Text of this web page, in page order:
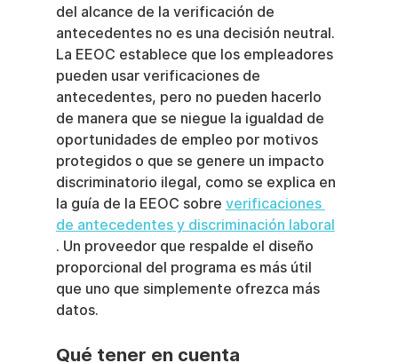
del alcance de la verificación de
antecedentes no es una decisión neutral.
La EEOC establece que los empleadores
pueden usar verificaciones de
antecedentes, pero no pueden hacerlo
de manera que se niegue la igualdad de
oportunidades de empleo por motivos
protegidos o que se genere un impacto
discriminatorio ilegal, como se explica en
la guía de la EEOC sobre verificaciones
de antecedentes y discriminación laboral
. Un proveedor que respalde el diseño
proporcional del programa es más útil
que uno que simplemente ofrezca más
datos.
Qué tener en cuenta